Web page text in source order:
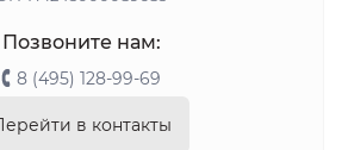
Позвоните нам:
8 (495) 128-99-69
в контакты